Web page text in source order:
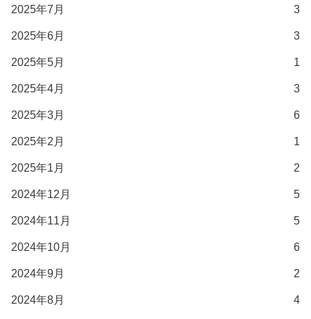
2025年7月 3
2025年6月 3
2025年5月 1
2025年4月 3
2025年3月 6
2025年2月 1
2025年1月 2
2024年12月 5
2024年11月 5
2024年10月 6
2024年9月 2
2024年8月 4